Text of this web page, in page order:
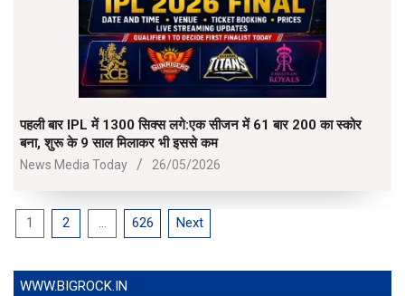
पहली बार IPL में 1300 सिक्स लगे:एक सीजन में 61 बार 200 का स्कोर
बना, शुरू के 9 साल मिलाकर भी इससे कम
2026-
26
News Media Today 26/05/2026
Posts
1 2 … 626 Next
WWW.BIGROCK.IN